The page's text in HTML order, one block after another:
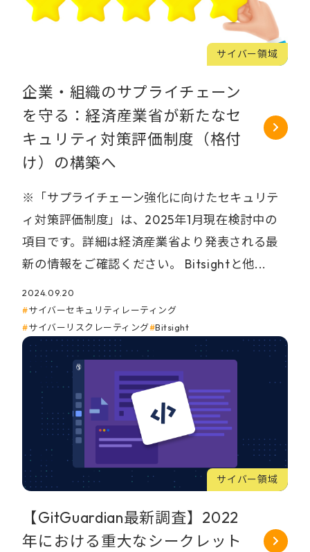
サイバー領域
企業・組織のサプライチェーン
を守る：経済産業省が新たなセ
キュリティ対策評価制度（格付
け）の構築へ
※「サプライチェーン強化に向けたセキュリテ
ィ対策評価制度」は、2025年1月現在検討中の
項目です。詳細は経済産業省より発表される最
新の情報をご確認ください。 Bitsightと他...
2024.09.20
サイバーセキュリティレーティング
サイバーリスクレーティング Bitsight
サイバー領域
【GitGuardian最新調査】2022
年における重大なシークレット